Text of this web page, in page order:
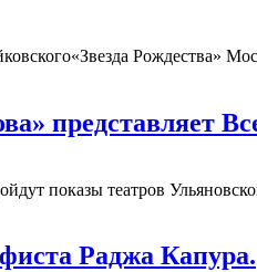
Рождества»
представляет
показы театров
Раджа Капура.